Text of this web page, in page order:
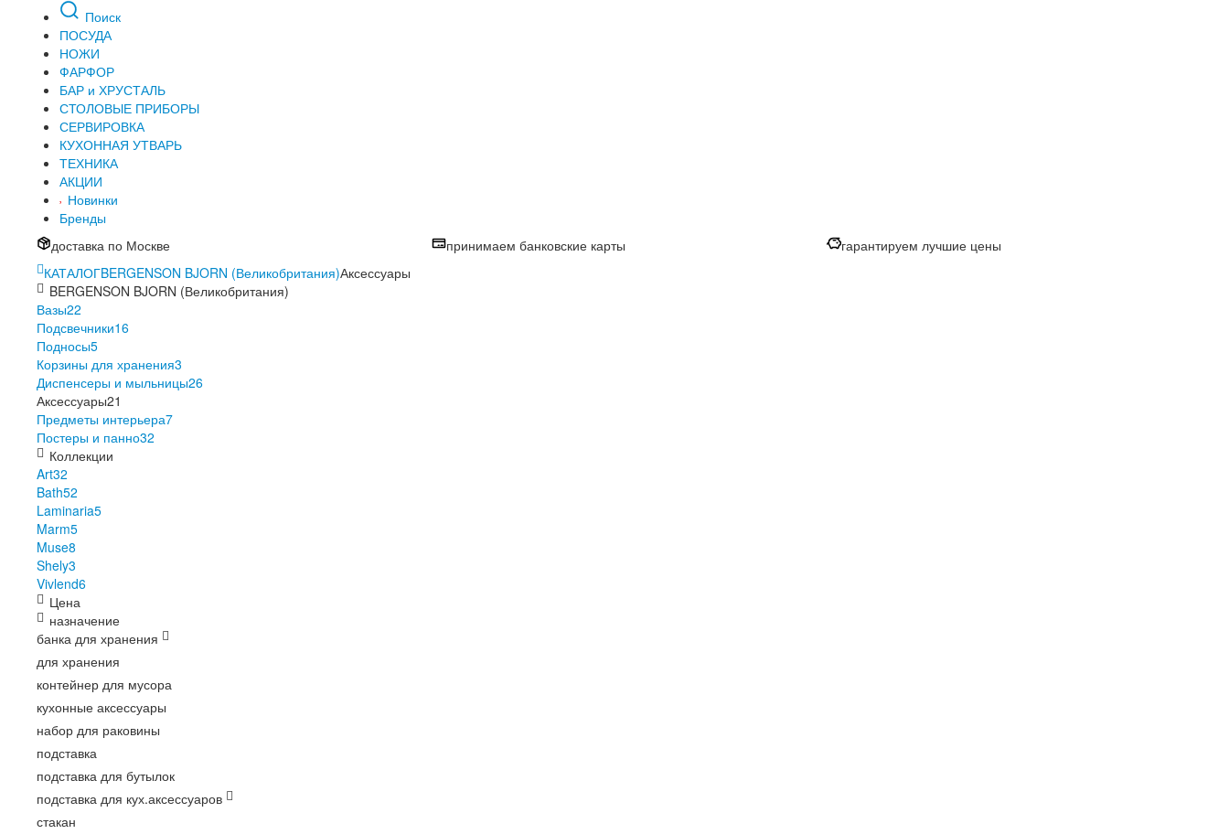
Поиск
ПОСУДА
НОЖИ
ФАРФОР
БАР и ХРУСТАЛЬ
СТОЛОВЫЕ ПРИБОРЫ
СЕРВИРОВКА
КУХОННАЯ УТВАРЬ
ТЕХНИКА
АКЦИИ
Новинки
Бренды
доставка по Москве
принимаем банковские карты
гарантируем лучшие цены
КАТАЛОГBERGENSON BJORN (Великобритания)Аксессуары
BERGENSON BJORN (Великобритания)
Вазы22
Подсвечники16
Подносы5
Корзины для хранения3
Диспенсеры и мыльницы26
Аксессуары21
Предметы интерьера7
Постеры и панно32
Коллекции
Art32
Bath52
Laminaria5
Marm5
Muse8
Shely3
Vivlend6
Цена
назначение
банка для хранения
для хранения
контейнер для мусора
кухонные аксессуары
набор для раковины
подставка
подставка для бутылок
подставка для кух.аксессуаров
стакан